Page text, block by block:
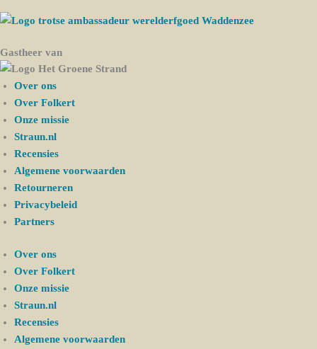
Gastheer van
Over ons
Over Folkert
Onze missie
Straun.nl
Recensies
Algemene voorwaarden
Retourneren
Privacybeleid
Partners
Over ons
Over Folkert
Onze missie
Straun.nl
Recensies
Algemene voorwaarden